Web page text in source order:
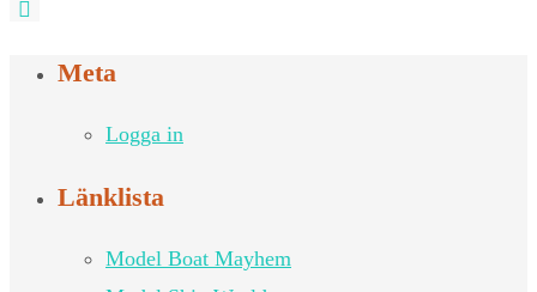
Meta
Logga in
Länklista
Model Boat Mayhem